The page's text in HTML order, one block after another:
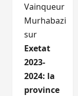
Vainqueur
Murhabazi
sur
Exetat
2023-
2024: la
province